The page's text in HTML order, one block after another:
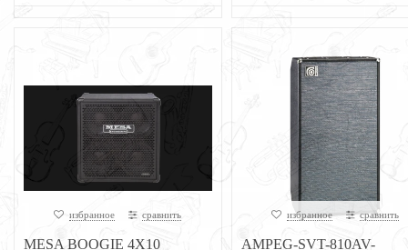
избранное сравнить
MESA BOOGIE 4X10
избранное сравнить
AMPEG-SVT-810AV-